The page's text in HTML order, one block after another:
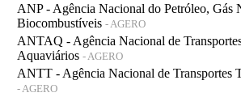
ANP - Agência Nacional do Petróleo, Gás
Biocombustíveis - AGERO
ANTAQ - Agência Nacional de
Aquaviários - AGERO
ANTT - Agência Nacional de Transportes
- AGERO